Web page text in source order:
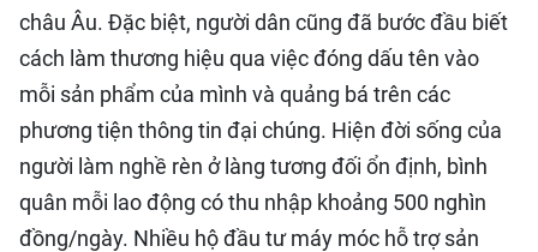
châu Âu. Đặc biệt, người dân cũng đã bước đầu biết
cách làm thương hiệu qua việc đóng dấu tên vào
mỗi sản phẩm của mình và quảng bá trên các
phương tiện thông tin đại chúng. Hiện đời sống của
người làm nghề rèn ở làng tương đối ổn định, bình
quân mỗi lao động có thu nhập khoảng 500 nghìn
đồng/ngày. Nhiều hộ đầu tư máy móc hỗ trợ sản